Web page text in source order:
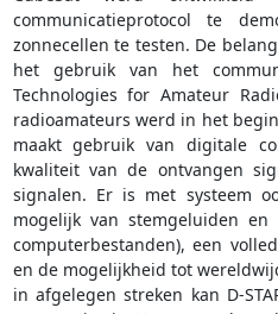
communicatieprotocol te
zonnecellen te testen. De
het gebruik van het
Technologies for Amateur
radioamateurs werd in het
maakt gebruik van digitale
kwaliteit van de ontvangen
signalen. Er is met systeem
mogelijk van stemgeluiden en
computerbestanden), een
en de mogelijkheid tot
in afgelegen streken kan D-